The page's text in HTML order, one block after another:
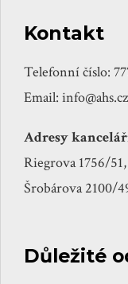
Kontakt
Telefonní číslo:
Email: info@ahs.cz
Adresy
Riegrova 1756/
Šrobárova 2100/
Důležité